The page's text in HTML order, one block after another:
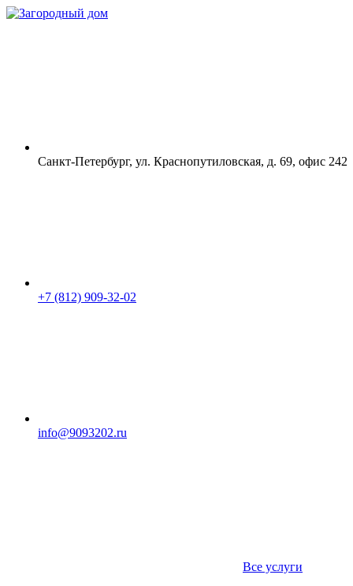
Санкт-Петербург, ул. Краснопутиловская, д. 69, офис 242
+7 (812) 909-32-02
info@9093202.ru
Все услуги